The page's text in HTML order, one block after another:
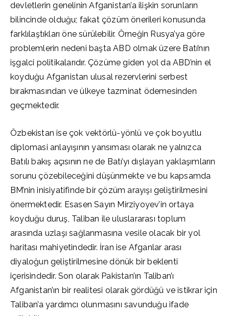
devletlerin genelinin Afganistan’a ilişkin sorunların
bilincinde olduğu; fakat çözüm önerileri konusunda
farklılaştıkları öne sürülebilir. Örneğin Rusya’ya göre
problemlerin nedeni başta ABD olmak üzere Batı’nın
işgalci politikalarıdır. Çözüme giden yol da ABD’nin el
koyduğu Afganistan ulusal rezervlerini serbest
bırakmasından ve ülkeye tazminat ödemesinden
geçmektedir.
Özbekistan ise çok vektörlü-yönlü ve çok boyutlu
diplomasi anlayışının yansıması olarak ne yalnızca
Batılı bakış açısının ne de Batı’yı dışlayan yaklaşımların
sorunu çözebileceğini düşünmekte ve bu kapsamda
BM’nin inisiyatifinde bir çözüm arayışı geliştirilmesini
önermektedir. Esasen Sayın Mirziyoyev’in ortaya
koyduğu duruş, Taliban ile uluslararası toplum
arasında uzlaşı sağlanmasına vesile olacak bir yol
haritası mahiyetindedir. İran ise Afganlar arası
diyaloğun geliştirilmesine dönük bir beklenti
içerisindedir. Son olarak Pakistan’ın Taliban’ı
Afganistan’ın bir realitesi olarak gördüğü ve istikrar için
Taliban’a yardımcı olunmasını savunduğu ifade